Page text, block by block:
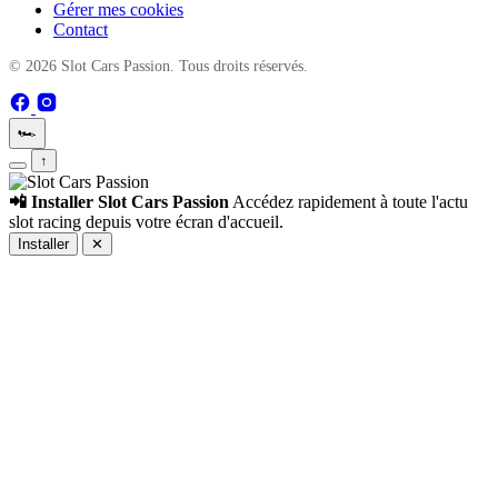
Gérer mes cookies
Contact
© 2026 Slot Cars Passion. Tous droits réservés.
🏎️
↑
📲 Installer Slot Cars Passion Accédez rapidement à toute l'actu
slot racing depuis votre écran d'accueil.
Installer ✕